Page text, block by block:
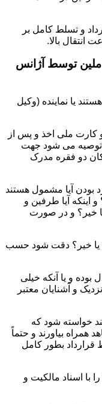
و تسلط کامل بر
بالا.
توسط آژانس
یا نماینده (وکیل
کارت ملی اخذ و پس از
توصیه می شود جهت
دو فقره مدرک
آیا مشمول هستند
و اینکه آیا طرفین و
خیر؟ و در صورت
یا خیر؟ دقت شود حسب
بوده و یا آنکه خیلی
و آشنایان معتبر
خواسته شود که
همراه بیاورند و حتماً
قرارداد بطور کامل
با اسناد مالکیت و